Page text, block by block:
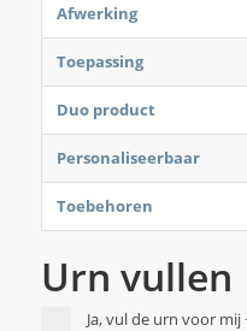
Afwerking
Toepassing
Duo product
Personaliseerbaar
Toebehoren
Urn vullen
Ja, vul de urn voor mij